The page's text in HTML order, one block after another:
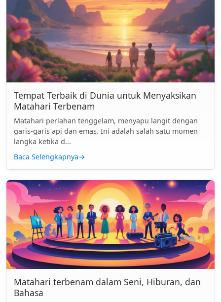
Tempat Terbaik di Dunia untuk Menyaksikan
Matahari Terbenam
Matahari perlahan tenggelam, menyapu langit dengan
garis-garis api dan emas. Ini adalah salah satu momen
langka ketika d...
Baca Selengkapnya→
Matahari terbenam dalam Seni, Hiburan, dan
Bahasa